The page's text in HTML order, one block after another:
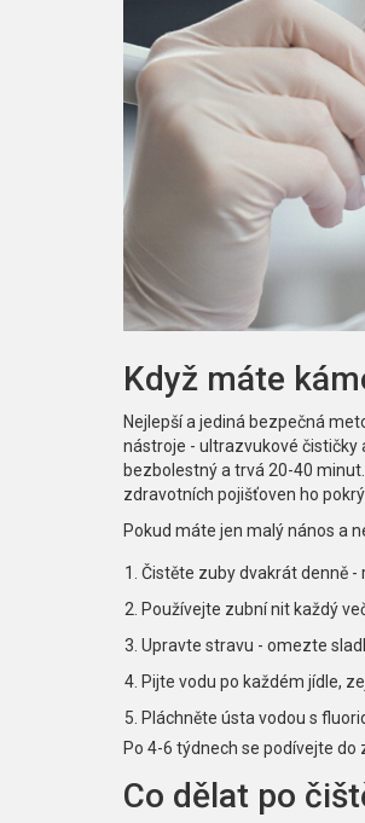
Když máte
Nejlepší a jediná bezpečná
nástroje - ultrazvukové čističky
bezbolestný a trvá 20-40
zdravotních pojišťoven ho
Pokud máte jen malý nános a
Čistěte zuby dvakrát denně -
Používejte zubní nit každý
Upravte stravu - omezte
Pijte vodu po každém jídle,
Pláchněte ústa vodou s
Po 4-6 týdnech se podívejte do
Co dělat po